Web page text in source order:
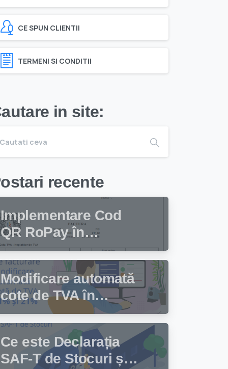
CE SPUN CLIENTII
TERMENI SI CONDITII
in site:
recente
Implementare Cod
QR RoPay în
programul de
facturare Facturis
Modificare automată
cote de TVA în
programul de
facturare Facturis
Ce este Declarația
SAF-T de Stocuri și